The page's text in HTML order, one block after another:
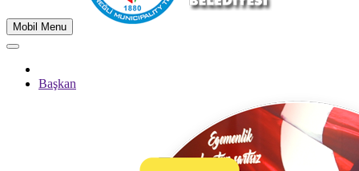
Mobil Menu
Başkan